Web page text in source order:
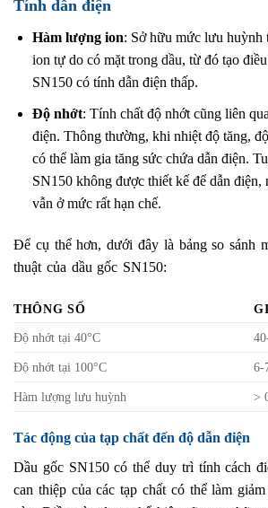
Tính dẫn điện
Hàm lượng ion: Sở hữu mức lưu huỳnh
ion tự do có mặt trong dầu, từ đó tạo
SN150 có tính dẫn điện thấp.
Độ nhớt: Tính chất độ nhớt cũng liên
điện. Thông thường, khi nhiệt độ tăng,
có thể làm gia tăng sức chứa dẫn điện.
SN150 không được thiết kế để dẫn điện,
vẫn ở mức rất hạn chế.
Để cụ thể hơn, dưới đây là bảng so sánh
thuật của dầu gốc SN150:
THÔNG SỐ
Độ nhớt tại 40°C
Độ nhớt tại 100°C 6-
Hàm lượng lưu huỳnh >
Tác động của tạp chất đến độ dẫn điện
Dầu gốc SN150 có thể duy trì tính cách
can thiệp của các tạp chất có thể làm